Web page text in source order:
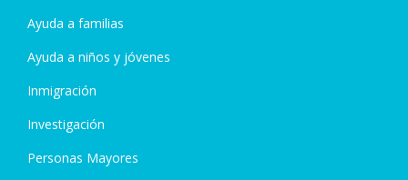
Ayuda a familias
Ayuda a niños y jóvenes
Inmigración
Investigación
Personas Mayores